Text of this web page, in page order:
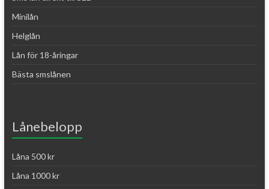
Minilån
Helglån
Lån för 18-åringar
Bästa smslånen
Lånebelopp
Låna 500 kr
Låna 1000 kr